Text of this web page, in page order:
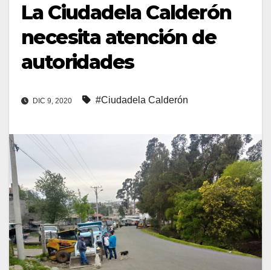
La Ciudadela Calderón
necesita atención de
autoridades
DIC 9, 2020 #Ciudadela Calderón